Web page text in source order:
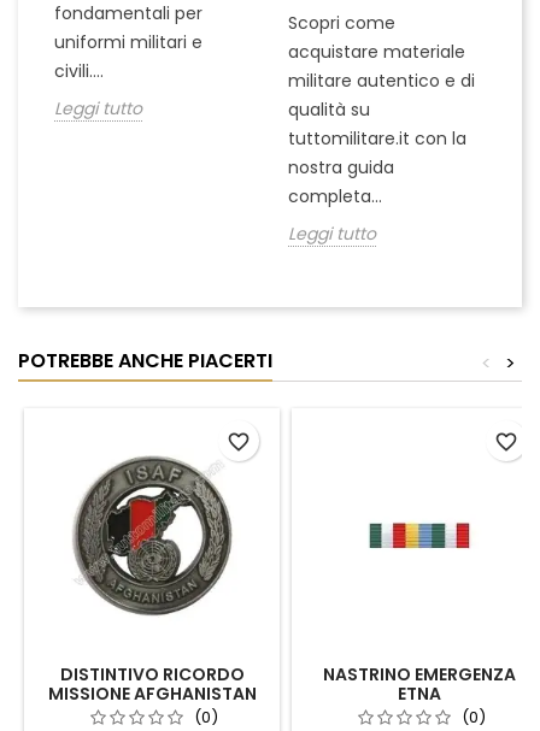
fondamentali per
uniformi militari e
civili....
Leggi tutto
Scopri come
acquistare materiale
militare autentico e di
qualità su
tuttomilitare.it con la
nostra guida
completa...
Leggi tutto
POTREBBE ANCHE PIACERTI >
<
DISTINTIVO RICORDO
MISSIONE AFGHANISTAN
CARABINIERI(0)
favorite_border
NASTRINO EMERGENZA
ETNA
(0)
favorite_border